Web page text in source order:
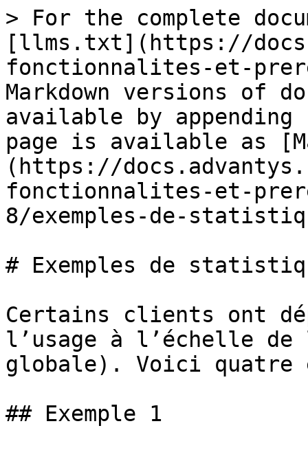
> For the complete
[llms.txt](https://
fonctionnalites-et-
Markdown versions of
available by
page is available as
(https://
fonctionnalites-et-
8/exemples-de-
# Exemples de
Certains clients ont
l’usage à l’échelle
globale). Voici quatre
## Exemple 1